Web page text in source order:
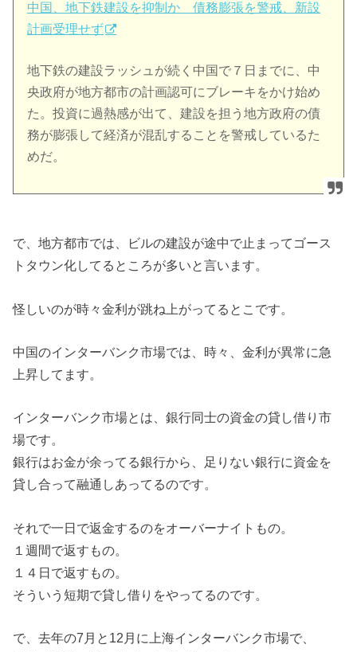
中国、地下鉄建設を抑制か 債務膨張を警戒、新設
計画受理せず
地下鉄の建設ラッシュが続く中国で７日までに、中
央政府が地方都市の計画認可にブレーキをかけ始め
た。投資に過熱感が出て、建設を担う地方政府の債
務が膨張して経済が混乱することを警戒しているた
めだ。
で、地方都市では、ビルの建設が途中で止まってゴース
トタウン化してるところが多いと言います。
怪しいのが時々金利が跳ね上がってるとこです。
中国のインターバンク市場では、時々、金利が異常に急
上昇してます。
インターバンク市場とは、銀行同士の資金の貸し借り市
場です。
銀行はお金が余ってる銀行から、足りない銀行に資金を
貸し合って融通しあってるのです。
それで一日で返金するのをオーバーナイトもの。
１週間で返すもの。
１４日で返すもの。
そういう短期で貸し借りをやってるのです。
で、去年の7月と12月に上海インターバンク市場で、